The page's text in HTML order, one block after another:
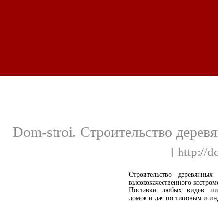
Dom-stroi. Строительство
[ http://
Строительство
высококачественного
Поставки любых видов
домов и дач по типовым и